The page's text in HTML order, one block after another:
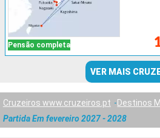
Pensão completa
VER MAIS
Cruzeiros www.cruzeiros.pt Destinos
Partida Em fevereiro 2027 - 2028